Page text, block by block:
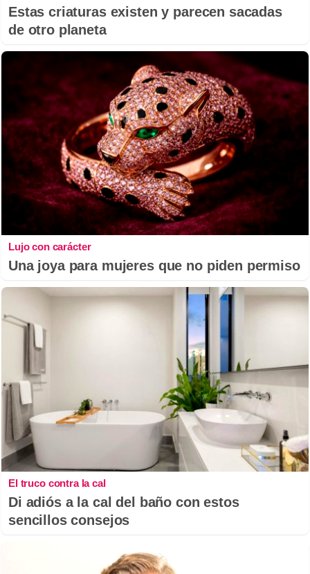
Estas criaturas existen y parecen sacadas
de otro planeta
Lujo con carácter
Una joya para mujeres que no piden permiso
El truco contra la cal
Di adiós a la cal del baño con estos
sencillos consejos